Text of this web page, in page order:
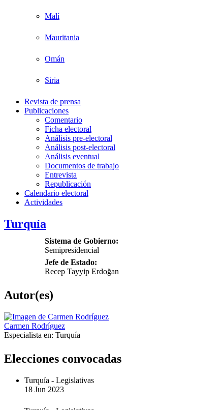
Malí
Mauritania
Omán
Siria
Revista de prensa
Publicaciones
Comentario
Ficha electoral
Análisis pre-electoral
Análisis post-electoral
Análisis eventual
Documentos de trabajo
Entrevista
Republicación
Calendario electoral
Actividades
Turquía
Sistema de Gobierno:
Semipresidencial
Jefe de Estado:
Recep Tayyip Erdoğan
Autor(es)
Carmen Rodríguez
Especialista en: Turquía
Elecciones convocadas
Turquía - Legislativas
18 Jun 2023